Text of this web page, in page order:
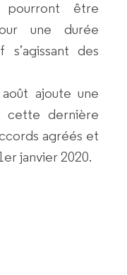
être
une durée
des
ajoute une
cette dernière
agréés et
janvier 2020.